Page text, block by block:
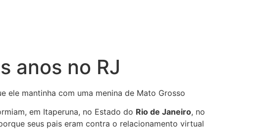
anos no RJ
mantinha com uma menina de Mato Grosso
em Itaperuna, no Estado do Rio de Janeiro, no
seus pais eram contra o relacionamento virtual